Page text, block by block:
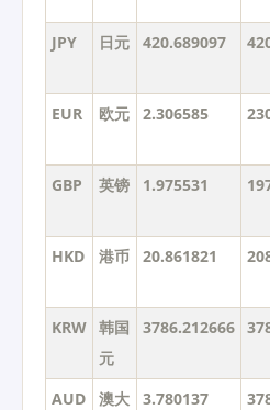
JPY 日元 420.689097
EUR 欧元 2.306585
GBP 英镑 1.975531
HKD 港币 20.861821
KRW 韩国
元
3786.212666
AUD
澳大
3.780137